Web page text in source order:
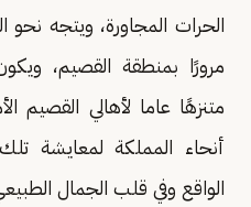
الحرات المجاورة، ويتجه
مرورًا بمنطقة القصيم،
متنزهًا عاما لأهالي القصيم
أنحاء المملكة لمعايشة
الواقع وفي قلب الجمال